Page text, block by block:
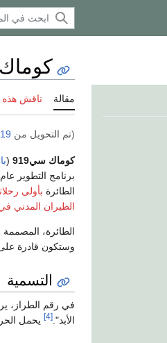
كوماك
مقالة ناقش هذه
(تم التحويل من
كوماك سي‌919 (
برنامج التطوير عام 2008، وبدأ الانتاج في ديسمبر 2011، مع بناء أول
الطائرة بأولى
الطيران المدني
الطائرة،
وستكون قادرة على حمل 156 إلى 168 راكبًا في تشغيل اعتيادي
التسمية
في رقم الطراز،
الأبد".[4] يحمل